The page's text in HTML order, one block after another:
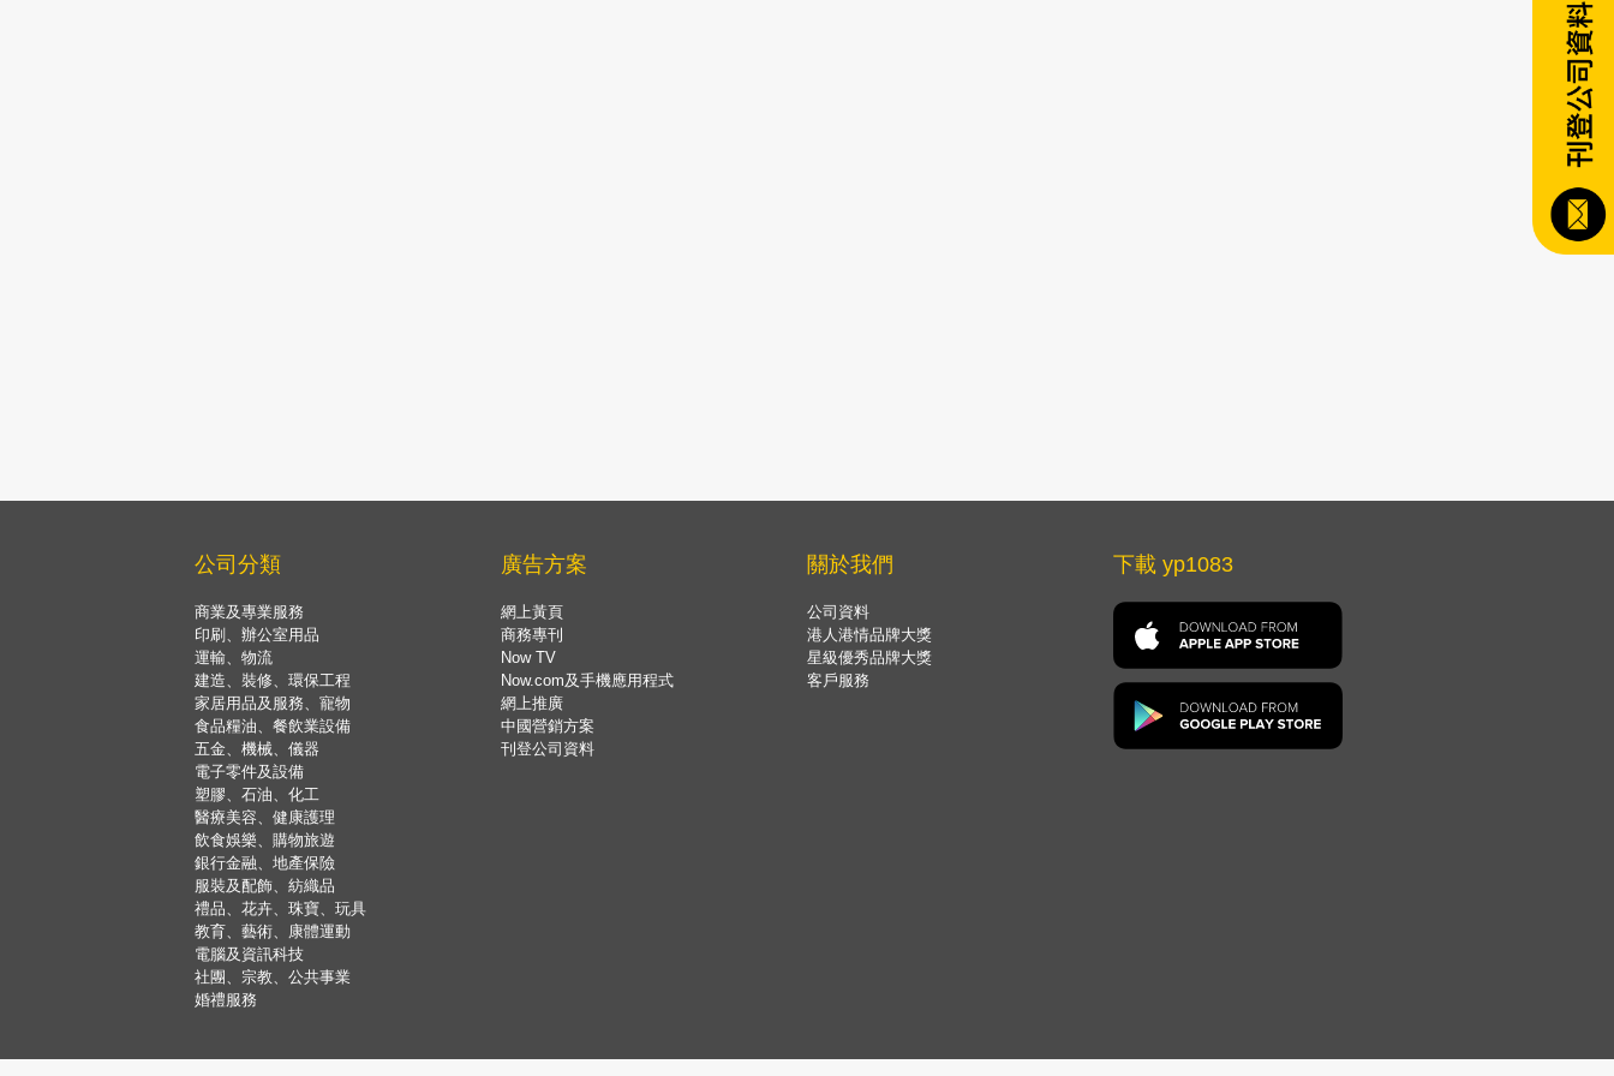
公司分類
商業及專業服務
印刷、辦公室用品
運輸、物流
建造、裝修、環保工程
家居用品及服務、寵物
食品糧油、餐飲業設備
五金、機械、儀器
電子零件及設備
塑膠、石油、化工
醫療美容、健康護理
飲食娛樂、購物旅遊
銀行金融、地產保險
服裝及配飾、紡織品
禮品、花卉、珠寶、玩具
教育、藝術、康體運動
電腦及資訊科技
社團、宗教、公共事業
婚禮服務
廣告方案
網上黃頁
商務專刊
Now TV
Now.com及手機應用程式
網上推廣
中國營銷方案
刊登公司資料
關於我們
公司資料
港人港情品牌大獎
星級優秀品牌大獎
客戶服務
下載 yp1083